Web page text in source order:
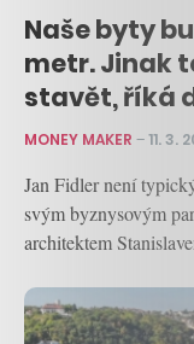
Naše byty
metr. Jinak
stavět, říká
MONEY MAKER –11. 3.
Jan Fidler není
svým byznysovým
architektem